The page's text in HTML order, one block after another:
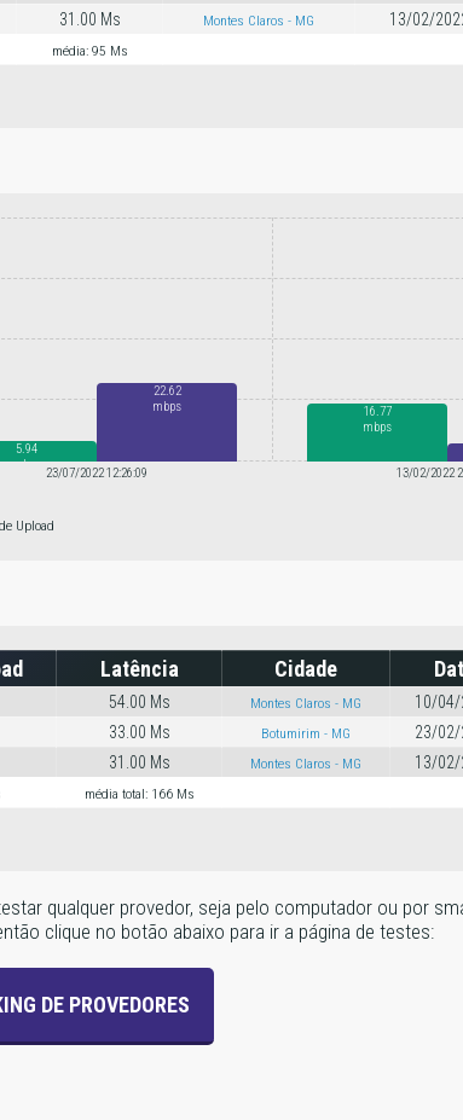
31.00 Ms Montes Claros - MG 13/02/
média: 95 Ms
5.94
mbps
22.62
mbps
23/07/2022 12:26:09
16.77
mbps
13/02/2022
Upload
Latência Cidade
54.00 Ms Montes Claros - MG 10/04/
33.00 Ms Botumirim - MG 23/02/
31.00 Ms Montes Claros - MG 13/02/
média total: 166 Ms
qualquer provedor, seja pelo computador ou por
clique no botão abaixo para ir a página de testes:
DE PROVEDORES